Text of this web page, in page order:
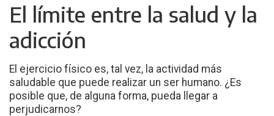
El límite entre la salud y la
adicción
El ejercicio físico es, tal vez, la actividad más
saludable que puede realizar un ser humano. ¿Es
posible que, de alguna forma, pueda llegar a
perjudicarnos?